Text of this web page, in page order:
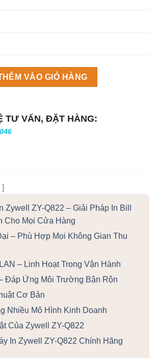
NW458AS số lượng
VÀO GIỎ HÀNG
TƯ VẤN, ĐẶT HÀNG:
]
Zywell ZY-Q822 – Giải Pháp In Bill
Cho Mọi Cửa Hàng
– Phù Hợp Mọi Không Gian Thu
– Linh Hoạt Trong Vận Hành
Đáp Ứng Môi Trường Bận Rộn
Cơ Bản
Nhiều Mô Hình Kinh Doanh
Của Zywell ZY-Q822
In Zywell ZY-Q822 Chính Hãng